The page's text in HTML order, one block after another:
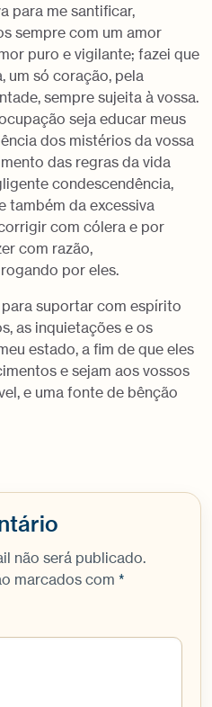
para me santificar,
sempre com um amor
puro e vigilante; fazei que
um só coração, pela
sempre sujeita à vossa.
seja educar meus
dos mistérios da vossa
das regras da vida
condescendência,
também da excessiva
com cólera e por
com razão,
por eles.
suportar com espírito
as inquietações e os
estado, a fim de que eles
e sejam aos vossos
e uma fonte de bênção
não será publicado.
marcados com *